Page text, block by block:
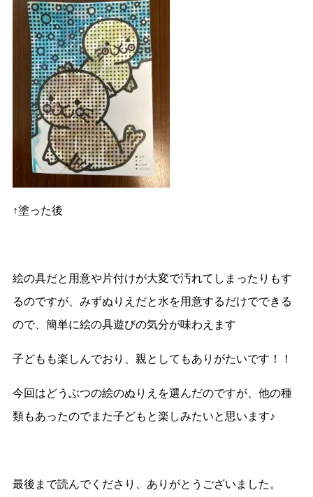
↑塗った後
絵の具だと用意や片付けが大変で汚れてしまったりもす
るのですが、みずぬりえだと水を用意するだけでできる
ので、簡単に絵の具遊びの気分が味わえます
子どもも楽しんでおり、親としてもありがたいです！！
今回はどうぶつの絵のぬりえを選んだのですが、他の種
類もあったのでまた子どもと楽しみたいと思います♪
最後まで読んでくださり、ありがとうございました。